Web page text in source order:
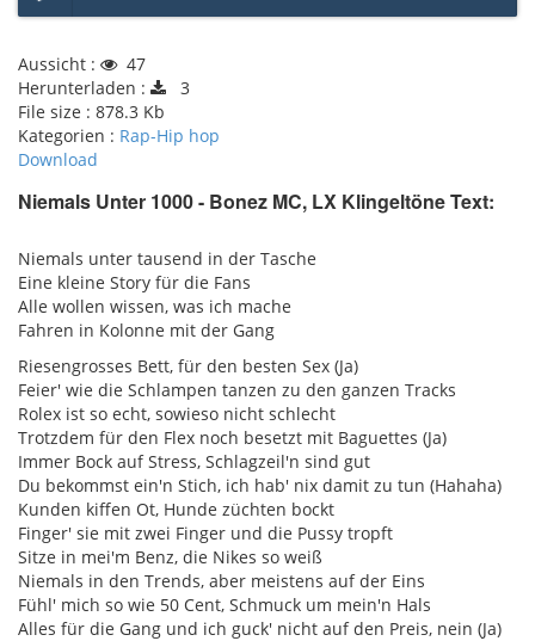
Play /
pause
Aussicht :
47
Herunterladen :
3
File size : 878.3 Kb
Kategorien : Rap-Hip hop
Download
Niemals Unter 1000 - Bonez MC, LX Klingeltöne Text:
Niemals unter tausend in der Tasche
Eine kleine Story für die Fans
Alle wollen wissen, was ich mache
Fahren in Kolonne mit der Gang
Riesengrosses Bett, für den besten Sex (Ja)
Feier' wie die Schlampen tanzen zu den ganzen Tracks
Rolex ist so echt, sowieso nicht schlecht
Trotzdem für den Flex noch besetzt mit Baguettes (Ja)
Immer Bock auf Stress, Schlagzeil'n sind gut
Du bekommst ein'n Stich, ich hab' nix damit zu tun (Hahaha)
Kunden kiffen Ot, Hunde züchten bockt
Finger' sie mit zwei Finger und die Pussy tropft
Sitze in mei'm Benz, die Nikes so weiß
Niemals in den Trends, aber meistens auf der Eins
Fühl' mich so wie 50 Cent, Schmuck um mein'n Hals
Alles für die Gang und ich guck' nicht auf den Preis, nein (Ja)